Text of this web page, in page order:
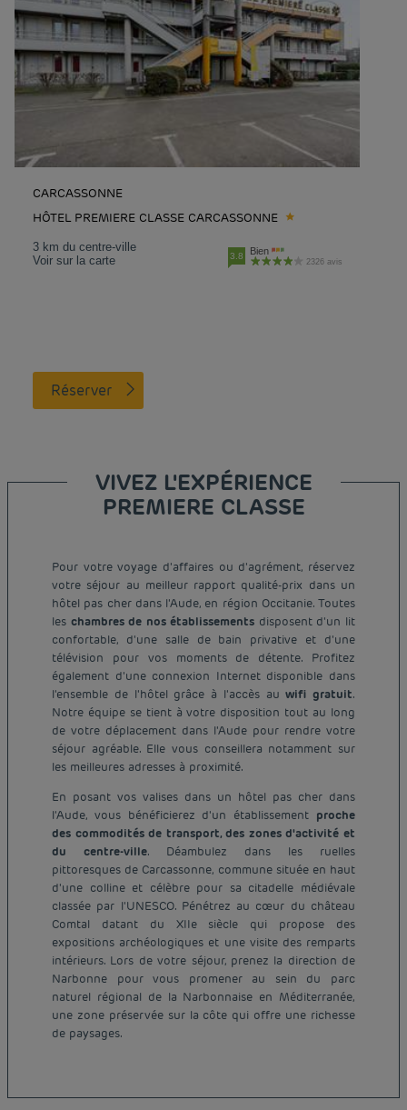
CARCASSONNE
HÔTEL PREMIERE CLASSE CARCASSONNE
3 km du centre-ville
Voir sur la carte
3.8 Bien
2326 avis
Réserver
VIVEZ L'EXPÉRIENCE
PREMIERE CLASSE
Pour votre voyage d'affaires ou d'agrément, réservez
votre séjour au meilleur rapport qualité-prix dans un
hôtel pas cher dans l'Aude, en région Occitanie. Toutes
les chambres de nos établissements disposent d'un lit
confortable, d'une salle de bain privative et d'une
télévision pour vos moments de détente. Profitez
également d'une connexion Internet disponible dans
l'ensemble de l'hôtel grâce à l'accès auwifi gratuit.
Notre équipe se tient à votre disposition tout au long
de votre déplacement dans l'Aude pour rendre votre
séjour agréable. Elle vous conseillera notamment sur
les meilleures adresses à proximité.
En posant vos valises dans un hôtel pas cher dans
l'Aude, vous bénéficierez d'un établissement proche
des commodités de transport, des zones d'activité et
du centre-ville. Déambulez dans les ruelles
pittoresques de Carcassonne, commune située en haut
d'une colline et célèbre pour sa citadelle médiévale
classée par l'UNESCO. Pénétrez au cœur du château
Comtal datant du XIIe siècle qui propose des
expositions archéologiques et une visite des remparts
intérieurs. Lors de votre séjour, prenez la direction de
Narbonne pour vous promener au sein du parc
naturel régional de la Narbonnaise en Méditerranée,
une zone préservée sur la côte qui offre une richesse
de paysages.
Hôtel pas cher Paris
Hôtel pas cher Lyon
Hôtel pas cher Marseille
Hôtel pas cher Toulouse
Conditions générales de vente